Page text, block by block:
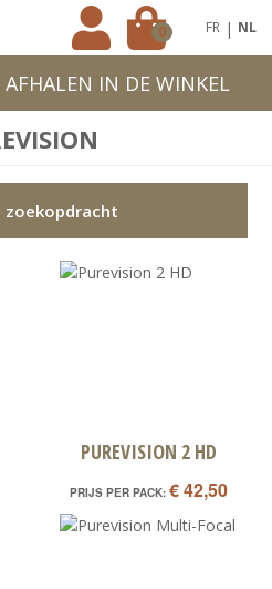
0 FR | NL
AFHALEN IN DE WINKEL
zoekopdracht
PUREVISION 2 HD
PRIJS PER PACK: € 42,50